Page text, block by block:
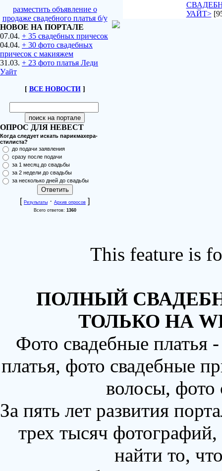
разместить объявление о
продаже свадебного платья б/у
НОВОЕ НА ПОРТАЛЕ
07.04. + 35 свадебных причесок
04.04. + 30 фото свадебных
причесок с макияжем
31.03. + 23 фото платья Леди
Уайт
[ ВСЕ НОВОСТИ]
ОПРОС ДЛЯ НЕВЕСТ
Когда следует искать парикмахера-
стилиста?
до подачи заявления
сразу после подачи
за 1 месяц до свадьбы
за 2 недели до свадьбы
за несколько дней до свадьбы
[ Результаты · Архив опросов ]
Всего ответов: 1360
УАЙТ>
This feature is
ПОЛНЫЙ
ТОЛЬКО НА
Фото свадебные
платья, фото свадебные
волосы,
За пять лет развития
трех тысяч
найти то,